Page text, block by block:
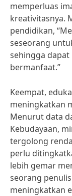
memperluas
kreativitasnya.
pendidikan,
seseorang
sehingga
bermanfaat.”
Keempat,
meningkatkan
Menurut data
Kebudayaan,
tergolong
perlu
lebih gemar
seorang
meningkatkan